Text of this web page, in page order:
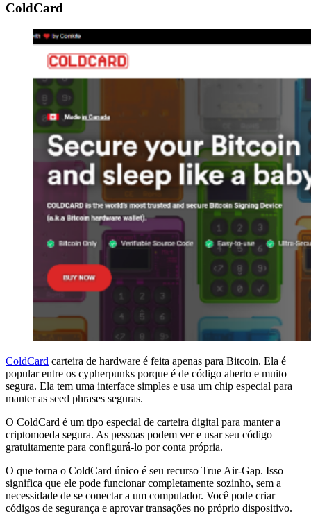
ColdCard
ColdCard carteira de hardware é feita apenas para Bitcoin. Ela é
popular entre os cypherpunks porque é de código aberto e muito
segura. Ela tem uma interface simples e usa um chip especial para
manter as seed phrases seguras.
O ColdCard é um tipo especial de carteira digital para manter a
criptomoeda segura. As pessoas podem ver e usar seu código
gratuitamente para configurá-lo por conta própria.
O que torna o ColdCard único é seu recurso True Air-Gap. Isso
significa que ele pode funcionar completamente sozinho, sem a
necessidade de se conectar a um computador. Você pode criar
códigos de segurança e aprovar transações no próprio dispositivo.